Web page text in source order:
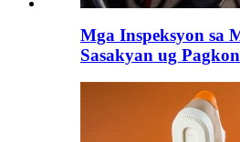
Mga Inspeksyon sa
Sasakyan ug